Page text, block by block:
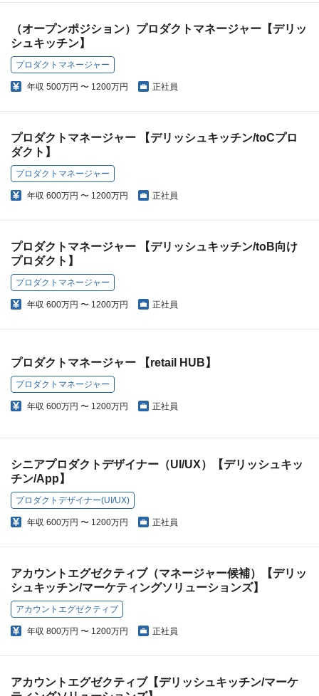
（オープンポジション）プロダクトマネージャー【デリッ
シュキッチン】
プロダクトマネージャー
年収 500万円 〜 1200万円 正社員
プロダクトマネージャー 【デリッシュキッチン/toCプロ
ダクト】
プロダクトマネージャー
年収 600万円 〜 1200万円 正社員
プロダクトマネージャー 【デリッシュキッチン/toB向け
プロダクト】
プロダクトマネージャー
年収 600万円 〜 1200万円 正社員
プロダクトマネージャー 【retail HUB】
プロダクトマネージャー
年収 600万円 〜 1200万円 正社員
シニアプロダクトデザイナー（UI/UX）【デリッシュキッ
チン/App】
プロダクトデザイナー(UI/UX)
年収 600万円 〜 1200万円 正社員
アカウントエグゼクティブ（マネージャー候補）【デリッ
シュキッチン/マーケティングソリューションズ】
アカウントエグゼクティブ
年収 800万円 〜 1200万円 正社員
アカウントエグゼクティブ【デリッシュキッチン/マーケ